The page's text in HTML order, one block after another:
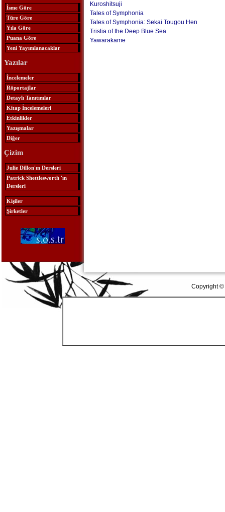
İsme Göre
Türe Göre
Yıla Göre
Puana Göre
Yeni Yayımlanacaklar
Yazılar
İncelemeler
Röportajlar
Detaylı Tanıtımlar
Kitap İncelemeleri
Etkinlikler
Yazışmalar
Diğer
Çizim
Julie Dillon'ın Dersleri
Patrick Shettlesworth 'ın
Dersleri
Kişiler
Şirketler
Kuroshitsuji
Tales of Symphonia
Tales of Symphonia: Sekai Tougou Hen
Tristia of the Deep Blue Sea
Yawarakame
Copyright ©